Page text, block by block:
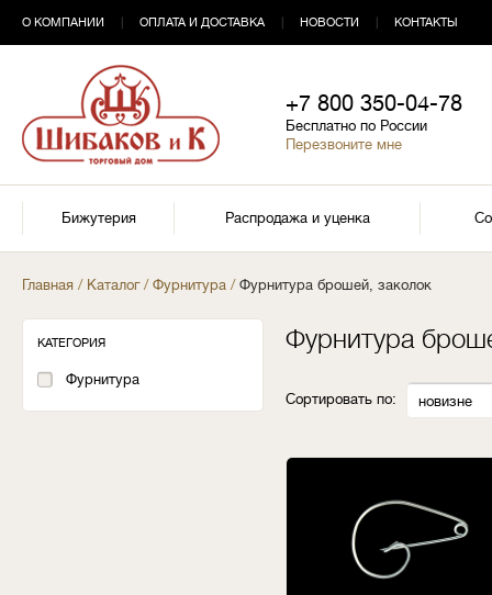
О КОМПАНИИ ОПЛАТА И ДОСТАВКА НОВОСТИ КОНТАКТЫ
+7 800 350-04-78
Бесплатно по России
Перезвоните мне
Бижутерия Распродажа и уценка
Главная / Каталог/ Фурнитура / Фурнитура брошей, заколок
КАТЕГОРИЯ
Фурнитура
Фурнитура
Сортировать по: новизне